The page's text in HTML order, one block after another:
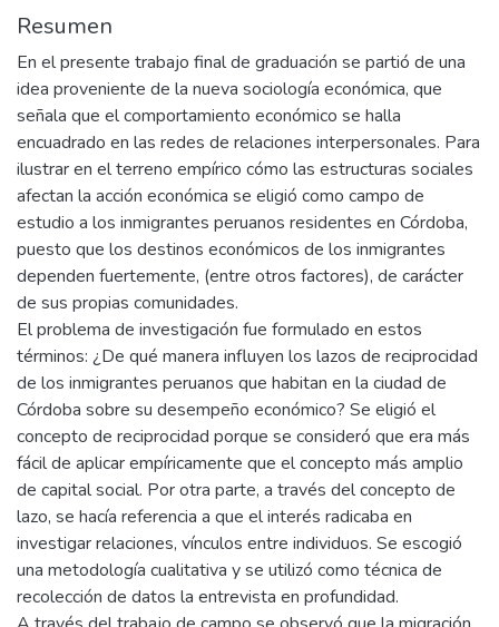
Resumen
En el presente trabajo final de graduación se partió de una
idea proveniente de la nueva sociología económica, que
señala que el comportamiento económico se halla
encuadrado en las redes de relaciones interpersonales. Para
ilustrar en el terreno empírico cómo las estructuras sociales
afectan la acción económica se eligió como campo de
estudio a los inmigrantes peruanos residentes en Córdoba,
puesto que los destinos económicos de los inmigrantes
dependen fuertemente, (entre otros factores), de carácter
de sus propias comunidades.
El problema de investigación fue formulado en estos
términos: ¿De qué manera influyen los lazos de reciprocidad
de los inmigrantes peruanos que habitan en la ciudad de
Córdoba sobre su desempeño económico? Se eligió el
concepto de reciprocidad porque se consideró que era más
fácil de aplicar empíricamente que el concepto más amplio
de capital social. Por otra parte, a través del concepto de
lazo, se hacía referencia a que el interés radicaba en
investigar relaciones, vínculos entre individuos. Se escogió
una metodología cualitativa y se utilizó como técnica de
recolección de datos la entrevista en profundidad.